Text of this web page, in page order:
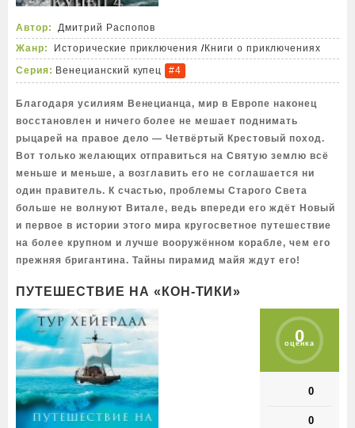
Автор:
Дмитрий Распопов
Жанр:
Исторические приключения /Книги о приключениях
Серия: Венецианский купец #4
Благодаря усилиям Венецианца, мир в Европе наконец
восстановлен и ничего более не мешает поднимать
рыцарей на правое дело — Четвёртый Крестовый поход.
Вот только желающих отправиться на Святую землю всё
меньше и меньше, а возглавить его не соглашается ни
один правитель. К счастью, проблемы Старого Света
больше не волнуют Витале, ведь впереди его ждёт Новый
и первое в истории этого мира кругосветное путешествие
на более крупном и лучше вооружённом корабле, чем его
прежняя бригантина. Тайны пирамид майя ждут его!
ПУТЕШЕСТВИЕ НА «КОН-ТИКИ»
0
оценка
0
0